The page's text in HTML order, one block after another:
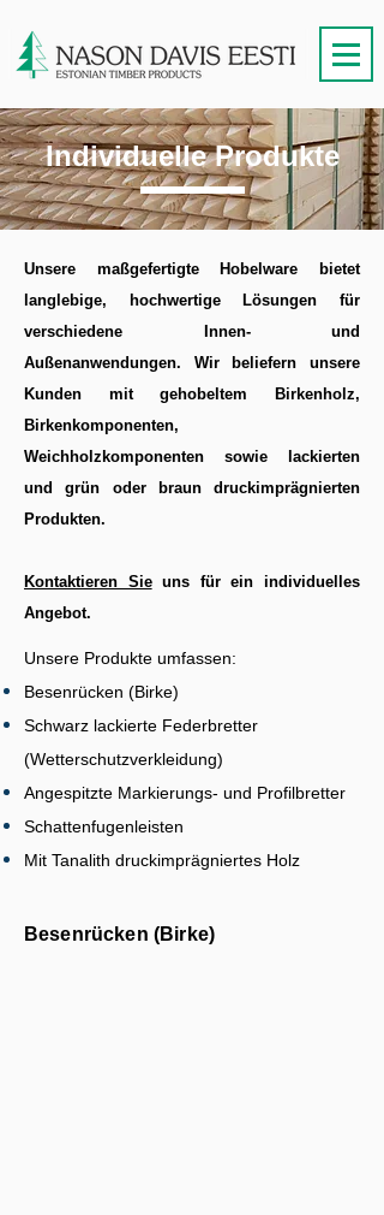
Individuelle Produkte
Unsere maßgefertigte Hobelware bietet
langlebige, hochwertige Lösungen für
verschiedene Innen- und
Außenanwendungen. Wir beliefern unsere
Kunden mit gehobeltem Birkenholz,
Birkenkomponenten,
Weichholzkomponenten sowie lackierten
und grün oder braun druckimprägnierten
Produkten.
Kontaktieren Sieuns für ein individuelles
Angebot.
Unsere Produkte umfassen:
Besenrücken (Birke)
Schwarz lackierte Federbretter
(Wetterschutzverkleidung)
Angespitzte Markierungs- und Profilbretter
Schattenfugenleisten
Mit Tanalith druckimprägniertes Holz
Besenrücken (Birke)